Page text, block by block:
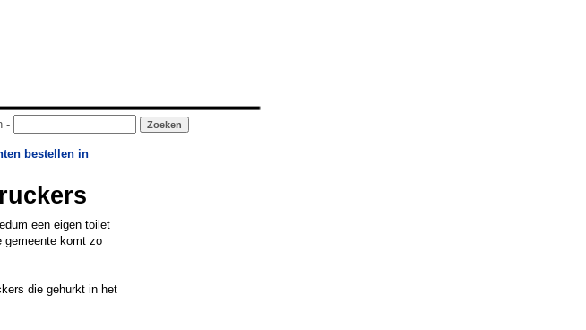
-
bestellen in
een eigen toilet
gemeente komt zo
die gehurkt in het